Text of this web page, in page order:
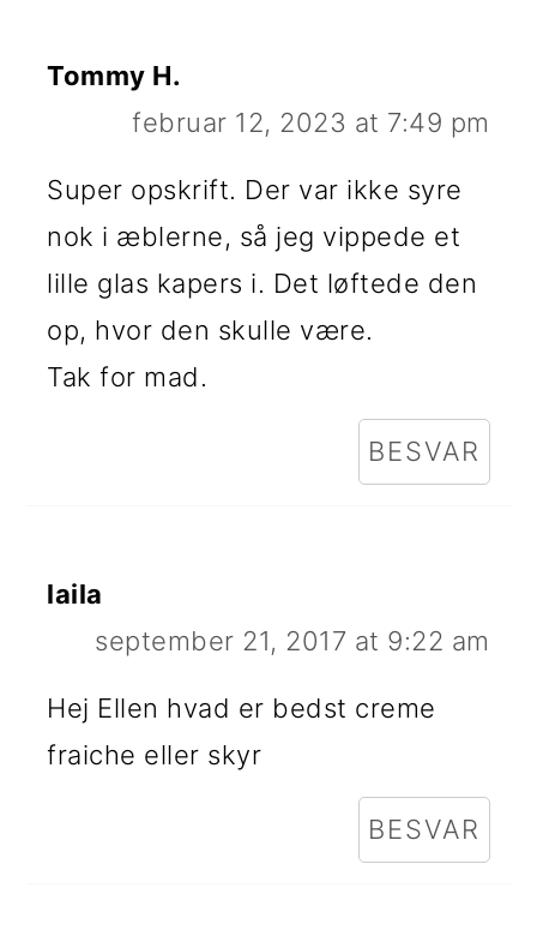
Tommy H.
februar 12, 2023 at 7:49 pm
Super opskrift. Der var ikke syre
nok i æblerne, så jeg vippede et
lille glas kapers i. Det løftede den
op, hvor den skulle være.
Tak for mad.
BESVAR
laila
september 21, 2017 at 9:22 am
Hej Ellen hvad er bedst creme
fraiche eller skyr
BESVAR